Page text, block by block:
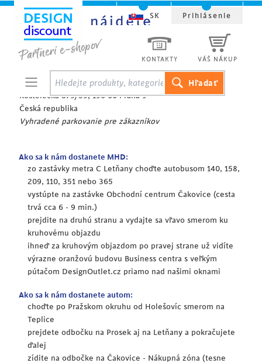
Kde nás nájdete
Prevádzkareň, showroom, sklad:
STARCON design, s.r.o.
Business centrum
Kostelecká 879/59, 196 00 Praha 9
Česká republika
Vyhradené parkovanie pre zákazníkov
Ako sa k nám dostanete MHD:
zo zastávky metra C Letňany choďte autobusom 140, 158,
209, 110, 351 nebo 365
vystúpte na zastávke Obchodní centrum Čakovice (cesta
trvá cca 6 - 9 min.)
prejdite na druhú stranu a vydajte sa vľavo smerom ku
kruhovému objazdu
ihneď za kruhovým objazdom po pravej strane už vidíte
výrazne oranžovú budovu Business centra s veľkým
pútačom DesignOutlet.cz priamo nad našimi oknami
Ako sa k nám dostanete autom:
choďte po Pražskom okruhu od Holešovíc smerom na
Teplice
prejdete odbočku na Prosek aj na Letňany a pokračujete
ďalej
zídite na odbočke na Čakovice - Nákupná zóna (tesne
KONTAKTY VÁŠ NÁKUP
SK Prihlásenie